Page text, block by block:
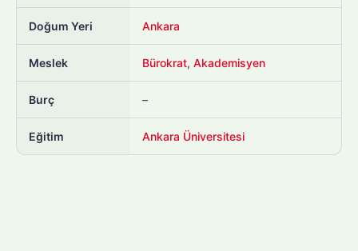
Doğum Yeri Ankara
Meslek Bürokrat, Akademisyen
Burç –
Eğitim Ankara Üniversitesi